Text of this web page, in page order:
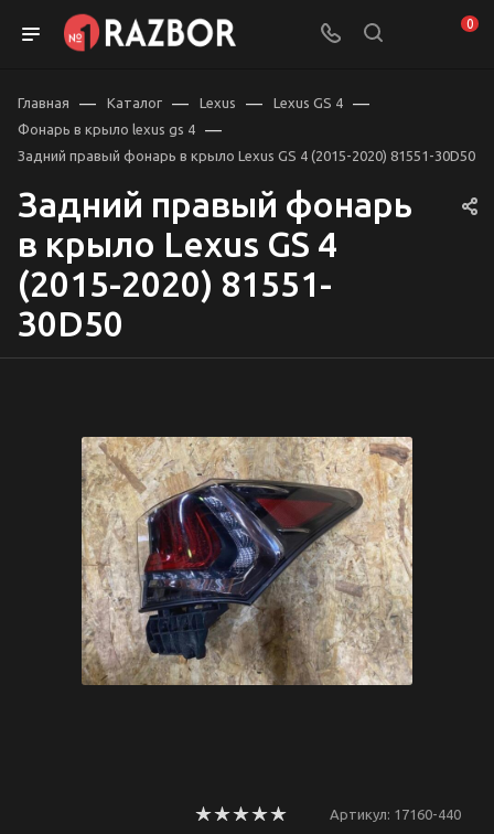
0
Главная — Каталог — Lexus — Lexus GS 4 —
Фонарь в крыло lexus gs 4 —
Задний правый фонарь в крыло Lexus GS 4 (2015-2020) 81551-30D50
Задний правый фонарь
в крыло Lexus GS 4
(2015-2020) 81551-
30D50
Артикул: 17160-440